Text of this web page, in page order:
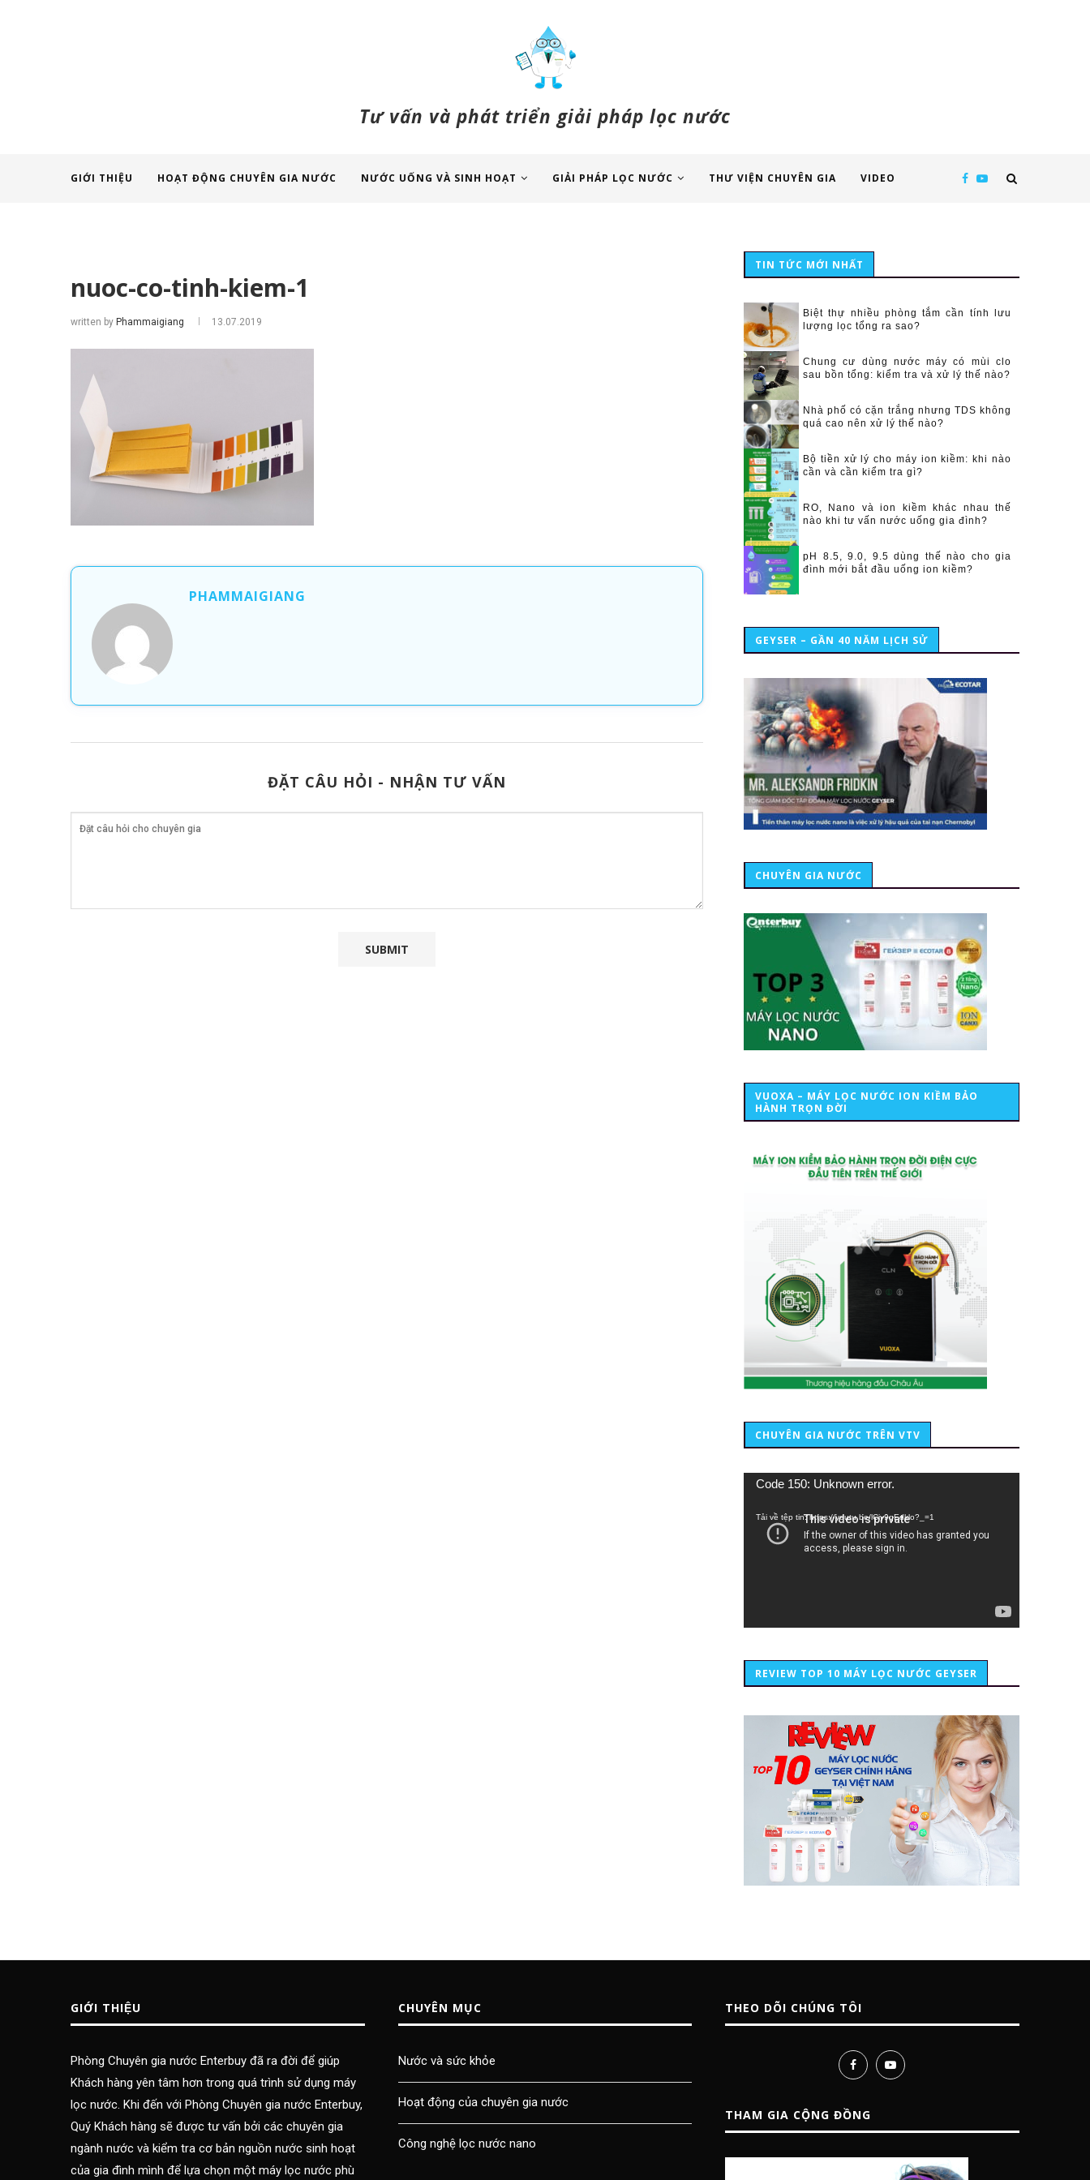
Tư vấn và phát triển giải pháp lọc nước
GIỚI THIỆU HOẠT ĐỘNG CHUYÊN GIA NƯỚC NƯỚC UỐNG VÀ SINH HOẠT GIẢI PHÁP LỌC NƯỚC THƯ VIỆN CHUYÊN GIA VIDEO
nuoc-co-tinh-kiem-1
written by Phammaigiang 13.07.2019
PHAMMAIGIANG
ĐẶT CÂU HỎI - NHẬN TƯ VẤN
TIN TỨC MỚI NHẤT
Biệt thự nhiều phòng tắm cần tính lưu
lượng lọc tổng ra sao?
Chung cư dùng nước máy có mùi clo
sau bồn tổng: kiểm tra và xử lý thế nào?
Nhà phố có cặn trắng nhưng TDS không
quá cao nên xử lý thế nào?
Bộ tiền xử lý cho máy ion kiềm: khi nào
cần và cần kiểm tra gì?
RO, Nano và ion kiềm khác nhau thế
nào khi tư vấn nước uống gia đình?
pH 8.5, 9.0, 9.5 dùng thế nào cho gia
đình mới bắt đầu uống ion kiềm?
GEYSER – GẦN 40 NĂM LỊCH SỬ
CHUYÊN GIA NƯỚC
VUOXA – MÁY LỌC NƯỚC ION KIỀM BẢO
HÀNH TRỌN ĐỜI
CHUYÊN GIA NƯỚC TRÊN VTV
Trình
Code 150: Unknown error.
Tải về tệp tin: https://youtu.be/lCiy9qEdklo?_=1
REVIEW TOP 10 MÁY LỌC NƯỚC GEYSER
GIỚI THIỆU
Phòng Chuyên gia nước Enterbuy đã ra đời để giúp
Khách hàng yên tâm hơn trong quá trình sử dụng máy
lọc nước. Khi đến với Phòng Chuyên gia nước Enterbuy,
Quý Khách hàng sẽ được tư vấn bởi các chuyên gia
ngành nước và kiểm tra cơ bản nguồn nước sinh hoạt
của gia đình mình để lựa chọn một máy lọc nước phù
CHUYÊN MỤC
Nước và sức khỏe
Hoạt động của chuyên gia nước
Công nghệ lọc nước nano
THEO DÕI CHÚNG TÔI
THAM GIA CỘNG ĐỒNG